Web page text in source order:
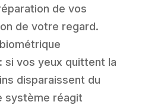
de vos
de votre regard.
si vos yeux quittent la
disparaissent du
système réagit